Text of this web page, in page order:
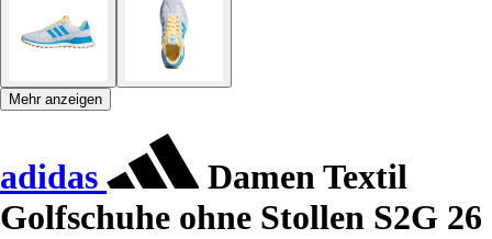
Mehr anzeigen
adidas
Damen Textil
Golfschuhe ohne Stollen S2G 26